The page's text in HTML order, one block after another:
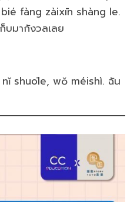
fàng zàixīn shàng le.
บมากังวลเลย
nǐ shuōle, wǒ méishì. ฉัน